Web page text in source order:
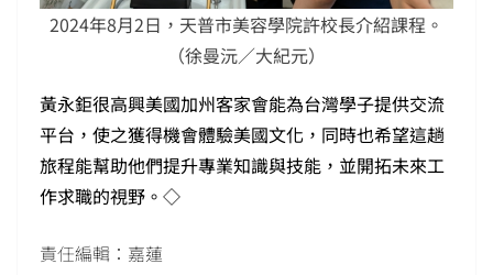
2024年8月2日，天普市美容學院許校長介紹課程。
（徐曼沅／大紀元）
黃永鉅很高興美國加州客家會能為台灣學子提供交流
平台，使之獲得機會體驗美國文化，同時也希望這趟
旅程能幫助他們提升專業知識與技能，並開拓未來工
作求職的視野。◇
責任編輯：嘉蓮